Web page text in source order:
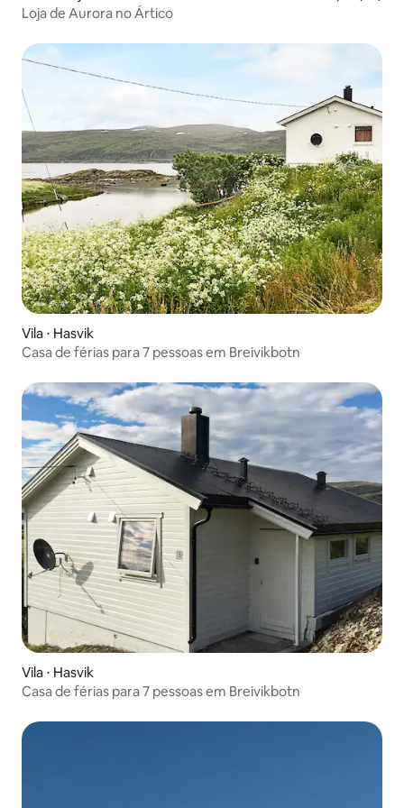
Loja de Aurora no Ártico
Vila ⋅ Hasvik
Casa de férias para 7 pessoas em Breivikbotn
Vila ⋅ Hasvik
Casa de férias para 7 pessoas em Breivikbotn